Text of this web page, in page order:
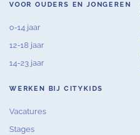
VOOR OUDERS EN JONGEREN
0-14 jaar
12-18 jaar
14-23 jaar
WERKEN BIJ CITYKIDS
Vacatures
Stages